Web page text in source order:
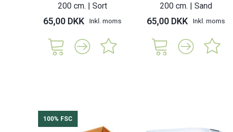
200 cm. | Sort
65,00 DKK Inkl. moms
200 cm. | Sand
65,00 DKK Inkl. moms
100% FSC